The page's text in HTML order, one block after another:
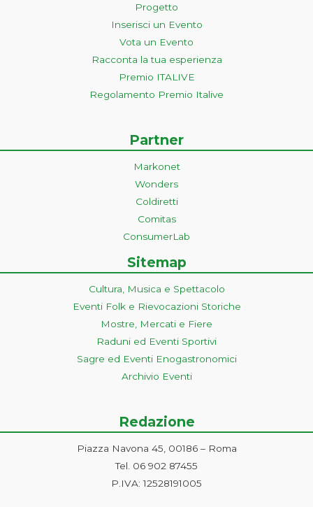
Progetto
Inserisci un Evento
Vota un Evento
Racconta la tua esperienza
Premio ITALIVE
Regolamento Premio Italive
Partner
Markonet
Wonders
Coldiretti
Comitas
ConsumerLab
Sitemap
Cultura, Musica e Spettacolo
Eventi Folk e Rievocazioni Storiche
Mostre, Mercati e Fiere
Raduni ed Eventi Sportivi
Sagre ed Eventi Enogastronomici
Archivio Eventi
Redazione
Piazza Navona 45, 00186 – Roma
Tel. 06 902 87455
P.IVA: 12528191005